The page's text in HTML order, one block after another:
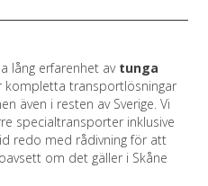
lång erfarenhet av tunga
transportlösningar
även i resten av Sverige. Vi
specialtransporterinklusive
redo med rådivning för att
om det gäller i Skåne